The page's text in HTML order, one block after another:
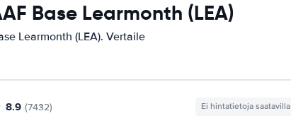
Base Learmonth (LEA)
Learmonth (LEA). Vertaile
8.9 (7432) Ei hintatietoja saatavilla